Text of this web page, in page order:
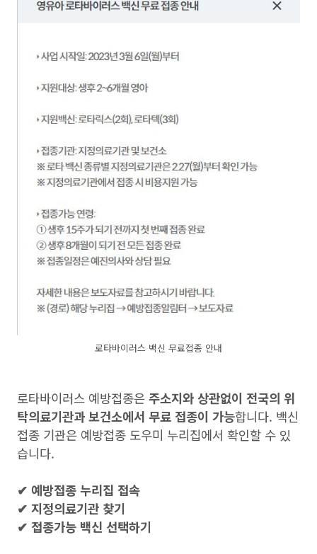
로타바이러스 백신 무료접종 안내
로타바이러스 예방접종은 주소지와 상관없이 전국의 위
탁의료기관과 보건소에서 무료 접종이 가능합니다. 백신
접종 기관은 예방접종 도우미 누리집에서 확인할 수 있
습니다.
✔ 예방접종 누리집 접속
✔ 지정의료기관 찾기
✔ 접종가능 백신 선택하기